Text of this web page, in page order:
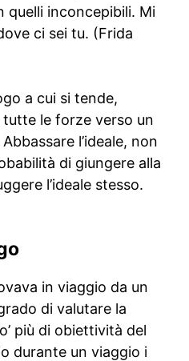
quelli inconcepibili. Mi
ci sei tu. (Frida
a cui si tende,
le forze verso un
l’ideale, non
di giungere alla
l’ideale stesso.
in viaggio da un
di valutare la
più di obiettività del
durante un viaggio i